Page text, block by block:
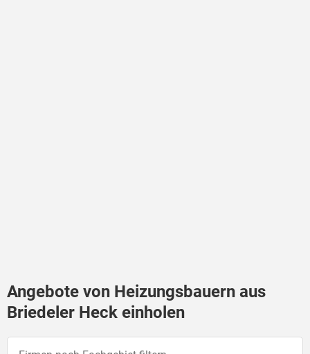
Angebote von Heizungsbauern aus
Briedeler Heck einholen